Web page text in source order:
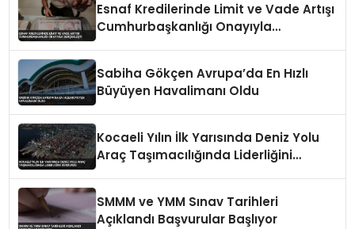
Esnaf Kredilerinde Limit ve Vade Artışı
Cumhurbaşkanlığı Onayıyla
Sabiha Gökçen Avrupa’da En Hızlı
Büyüyen Havalimanı Oldu
Kocaeli Yılın İlk Yarısında Deniz Yolu
Araç Taşımacılığında Liderliğini
SMMM ve YMM Sınav Tarihleri
Açıklandı Başvurular Başlıyor